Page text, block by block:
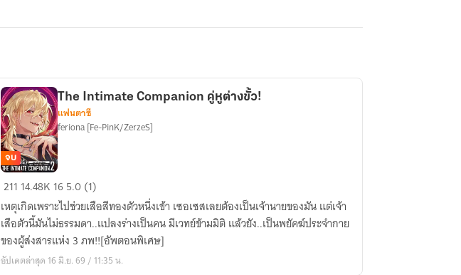
The
Intimate
Companion
คู่หู
ต่าง
ขั้ว!
จบ
The Intimate Companion คู่หูต่างขั้ว!
แฟนตาซี
feriona [Fe-PinK/ZerzeS]
211 14.48K 165.0 (1)
เหตุเกิดเพราะไปช่วยเสือสีทองตัวหนึ่งเข้า เซอเซสเลยต้องเป็นเจ้านายของมัน แต่เจ้า
เสือตัวนี้มันไม่ธรรมดา..แปลงร่างเป็นคน มีเวทย์ข้ามมิติ แล้วยัง..เป็นพยัคฆ์ประจำกาย
ของผู้ส่งสารแห่ง 3 ภพ!![อัพตอนพิเศษ]
อัปเดตล่าสุด 16 มิ.ย. 69 / 11:35 น.